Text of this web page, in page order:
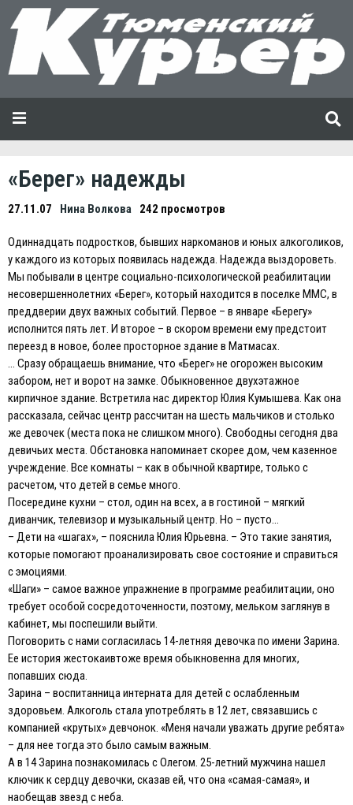
«Берег» надежды
27.11.07 Нина Волкова 242 просмотров
Одиннадцать подростков, бывших наркоманов и юных алкоголиков,
у каждого из которых появилась надежда. Надежда выздороветь.
Мы побывали в центре социально-психологической реабилитации
несовершеннолетних «Берег», который находится в поселке ММС, в
преддверии двух важных событий. Первое – в январе «Берегу»
исполнится пять лет. И второе – в скором времени ему предстоит
переезд в новое, более просторное здание в Матмасах.
… Сразу обращаешь внимание, что «Берег» не огорожен высоким
забором, нет и ворот на замке. Обыкновенное двухэтажное
кирпичное здание. Встретила нас директор Юлия Кумышева. Как она
рассказала, сейчас центр рассчитан на шесть мальчиков и столько
же девочек (места пока не слишком много). Свободны сегодня два
девичьих места. Обстановка напоминает скорее дом, чем казенное
учреждение. Все комнаты – как в обычной квартире, только с
расчетом, что детей в семье много.
Посередине кухни – стол, один на всех, а в гостиной – мягкий
диванчик, телевизор и музыкальный центр. Но – пусто…
– Дети на «шагах», – пояснила Юлия Юрьевна. – Это такие занятия,
которые помогают проанализировать свое состояние и справиться
с эмоциями.
«Шаги» – самое важное упражнение в программе реабилитации, оно
требует особой сосредоточенности, поэтому, мельком заглянув в
кабинет, мы поспешили выйти.
Поговорить с нами согласилась 14-летняя девочка по имени Зарина.
Ее история жестокаивтоже время обыкновенна для многих,
попавших сюда.
Зарина – воспитанница интерната для детей с ослабленным
здоровьем. Алкоголь стала употреблять в 12 лет, связавшись с
компанией «крутых» девчонок. «Меня начали уважать другие ребята»
– для нее тогда это было самым важным.
А в 14 Зарина познакомилась с Олегом. 25-летний мужчина нашел
ключик к сердцу девочки, сказав ей, что она «самая-самая», и
наобещав звезд с неба.